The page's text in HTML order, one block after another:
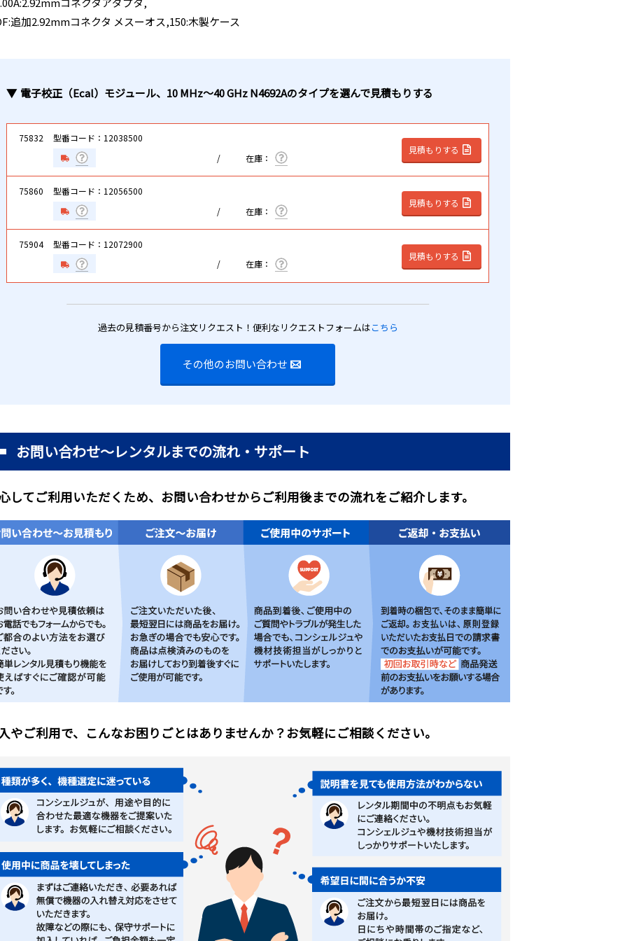
追加2.92mmコネクタ メスーオス,150:木製ケース
電子校正（Ecal）モジュール、10 MHz～40 GHz N4692Aのタイプを選んで見積もりする
75832
型番コード：12038500
見積もりする
75860
型番コード：12056500
見積もりする
75904
型番コード：12072900
見積もりする
過去の見積番号から注文リクエスト！便利なリクエストフォームはこちら
その他のお問い合わせ
お問い合わせ～レンタルまでの流れ・サポート
してご利用いただくため、お問い合わせからご利用後までの流れをご紹介します。
やご利用で、こんなお困りごとはありませんか？お気軽にご相談ください。